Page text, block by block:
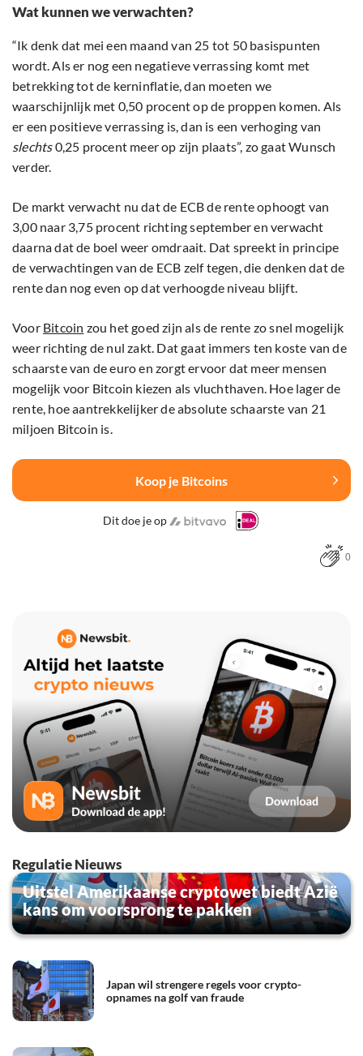
Wat kunnen we verwachten?
“Ik denk dat mei een maand van 25 tot 50 basispunten
wordt. Als er nog een negatieve verrassing komt met
betrekking tot de kerninflatie, dan moeten we
waarschijnlijk met 0,50 procent op de proppen komen. Als
er een positieve verrassing is, dan is een verhoging van
slechts0,25 procent meer op zijn plaats”, zo gaat Wunsch
verder.
De markt verwacht nu dat de ECB de rente ophoogt van
3,00 naar 3,75 procent richting september en verwacht
daarna dat de boel weer omdraait. Dat spreekt in principe
de verwachtingen van de ECB zelf tegen, die denken dat de
rente dan nog even op dat verhoogde niveau blijft.
Voor Bitcoin zou het goed zijn als de rente zo snel mogelijk
weer richting de nul zakt. Dat gaat immers ten koste van de
schaarste van de euro en zorgt ervoor dat meer mensen
mogelijk voor Bitcoin kiezen als vluchthaven. Hoe lager de
rente, hoe aantrekkelijker de absolute schaarste van 21
miljoen Bitcoin is.
Koop je Bitcoins
Dit doe je op
0
Regulatie Nieuws
Uitstel Amerikaanse cryptowet biedt Azië
kans om voorsprong te pakken
Japan wil strengere regels voor crypto-
opnames na golf van fraude